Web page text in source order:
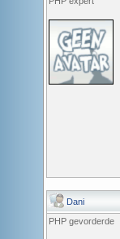
Dani
PHP gevorderde